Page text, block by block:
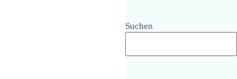
Suchen